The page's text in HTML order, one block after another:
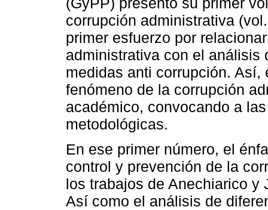
corrupción administrativa
primer esfuerzo por
administrativa con el
medidas anti corrupción.
fenómeno de la corrupción
académico, convocando a
metodológicas.
En ese primer número, el
control y prevención de la
los trabajos de Anechiarico y
Así como el análisis de